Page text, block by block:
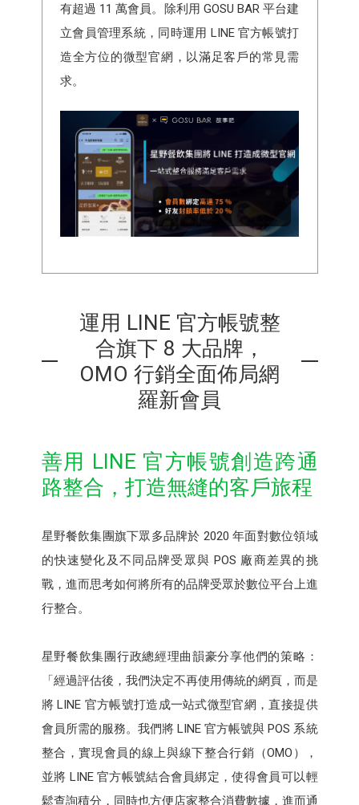
有超過 11 萬會員。除利用 GOSU BAR 平台建
立會員管理系統，同時運用 LINE 官方帳號打
造全方位的微型官網，以滿足客戶的常見需
求。
運用 LINE 官方帳號整
合旗下 8 大品牌，
OMO 行銷全面佈局網
羅新會員
善用 LINE 官方帳號創造跨通
路整合，打造無縫的客戶旅程
星野餐飲集團旗下眾多品牌於 2020 年面對數位領域
的快速變化及不同品牌受眾與 POS 廠商差異的挑
戰，進而思考如何將所有的品牌受眾於數位平台上進
行整合。
星野餐飲集團行政總經理曲韻豪分享他們的策略：
「經過評估後，我們決定不再使用傳統的網頁，而是
將 LINE 官方帳號打造成一站式微型官網，直接提供
會員所需的服務。我們將 LINE 官方帳號與 POS 系統
整合，實現會員的線上與線下整合行銷（OMO），
並將 LINE 官方帳號結合會員綁定，使得會員可以輕
鬆查詢積分，同時也方便店家整合消費數據，進而通